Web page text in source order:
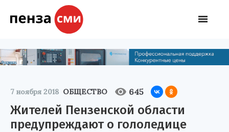
7 ноября 2018 ОБЩЕСТВО 645
Жителей Пензенской области
предупреждают о гололедице